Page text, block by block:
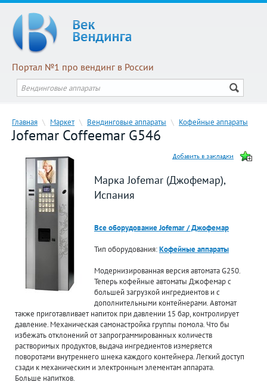
Портал №1 про вендинг в России
Главная \ Маркет \ Вендинговые аппараты \ Кофейные аппараты
Jofemar Coffeemar G546
Марка Jofemar (Джофемар),
Испания
Все оборудование Jofemar / Джофемар
Тип оборудования:Кофейные аппараты
Модернизированная версия автомата G250.
Теперь кофейные автоматы Джофемар с
большей загрузкой ингредиентов и с
дополнительными контейнерами. Автомат
также приготавливает напиток при давлении 15 бар, контролирует
давление. Механическая самонастройка группы помола. Что бы
избежать отклонений от запрограммированных количеств
растворимых продуктов, выдача ингредиентов измеряется
поворотами внутреннего шнека каждого контейнера. Легкий доступ
сзади к механическим и электронным элементам аппарата.
Больше напитков.